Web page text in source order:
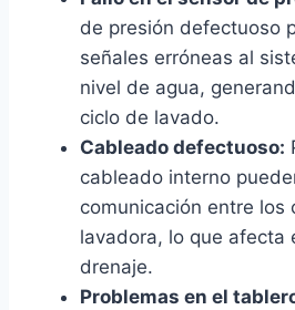
de presión defectuoso
señales erróneas al
nivel de agua,
ciclo de lavado.
Cableado defectuoso:
cableado interno
comunicación entre los
lavadora, lo que afecta
drenaje.
Problemas en el